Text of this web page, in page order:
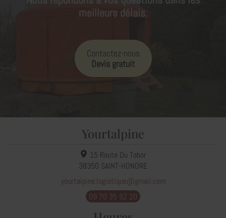
meilleurs délais.
Contactez-nous
Devis gratuit
Yourtalpine
15 Route Du Tabor
38350 SAINT-HONORE
yourtalpine.logistique@gmail.com
09 70 35 92 20